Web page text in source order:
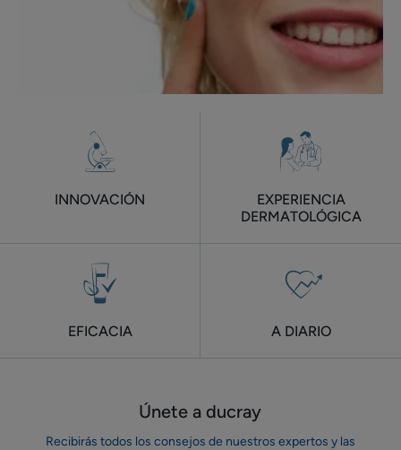
INNOVACIÓN
EXPERIENCIA
DERMATOLÓGICA
EFICACIA A DIARIO
Únete a ducray
Recibirás todos los consejos de nuestros expertos y las